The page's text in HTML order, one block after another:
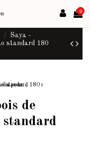
0
Saya -
standard 180
de